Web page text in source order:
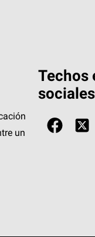
un
Techos
sociales